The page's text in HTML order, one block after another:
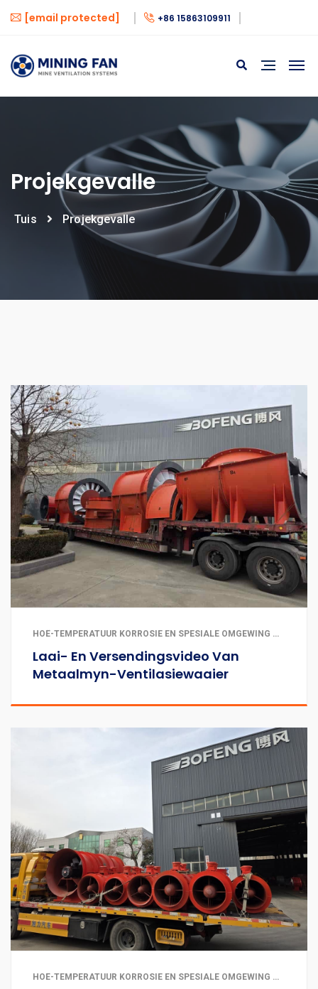
[email protected] +86 15863109911
Projekgevalle
Tuis Projekgevalle
HOË-TEMPERATUUR KORROSIE EN SPESIALE OMGEWING WAAIERS | METAAL EN NIE-METAAL MYNBOU | TONNELS EN ONDERGRONDSE INGENIEURSWERKE
Laai- En Versendingsvideo Van
Metaalmyn-Ventilasiewaaier
HOË-TEMPERATUUR KORROSIE EN SPESIALE OMGEWING WAAIERS | STEENKOOLMYNBOU | METAAL EN NIE-METAAL MYNBOU | TONNELS EN ONDERGRONDSE INGENIEURSWERKE